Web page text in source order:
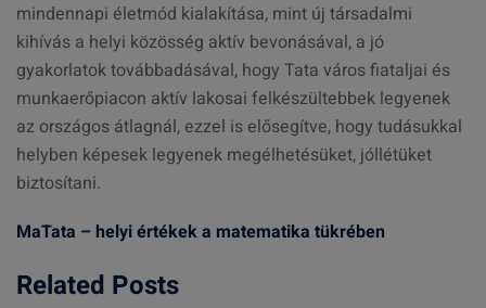
mindennapi életmód kialakítása, mint új társadalmi
kihívás a helyi közösség aktív bevonásával, a jó
gyakorlatok továbbadásával, hogy Tata város fiataljai és
munkaerőpiacon aktív lakosai felkészültebbek legyenek
az országos átlagnál, ezzel is elősegítve, hogy tudásukkal
helyben képesek legyenek megélhetésüket, jóllétüket
biztosítani.
MaTata – helyi értékek a matematika tükrében
Related Posts